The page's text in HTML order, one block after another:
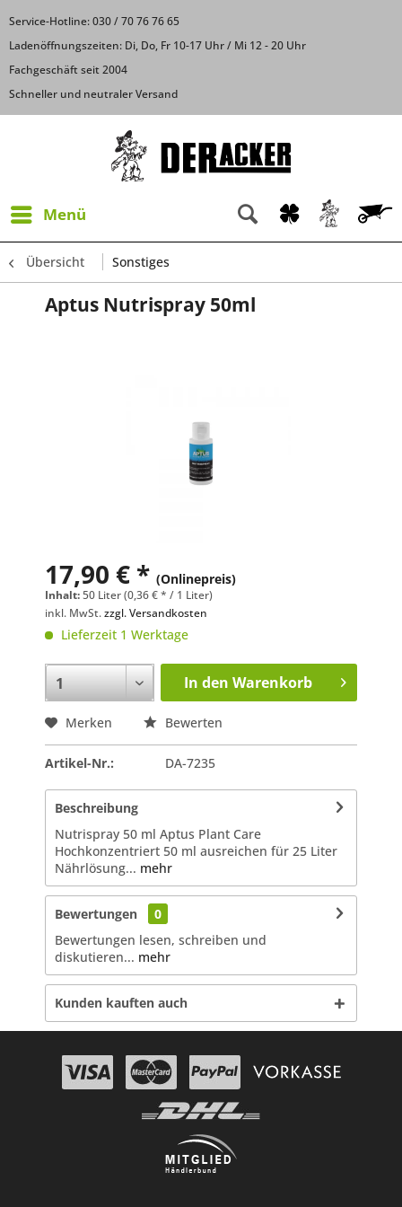
Service-Hotline: 030 / 70 76 76 65
Ladenöffnungszeiten: Di, Do, Fr 10-17 Uhr / Mi 12 - 20 Uhr
Fachgeschäft seit 2004
Schneller und neutraler Versand
Menü
Übersicht Sonstiges
Aptus Nutrispray 50ml
17,90 € * (Onlinepreis)
Inhalt:50 Liter (0,36 € * / 1 Liter)
inkl. MwSt.zzgl. Versandkosten
Lieferzeit 1 Werktage
In den Warenkorb
Merken Bewerten
Artikel-Nr.: DA-7235
Beschreibung
Nutrispray 50 ml Aptus Plant Care
Hochkonzentriert 50 ml ausreichen für 25 Liter
Nährlösung... mehr
Bewertungen
0
Bewertungen lesen, schreiben und
diskutieren... mehr
Kunden kauften auch